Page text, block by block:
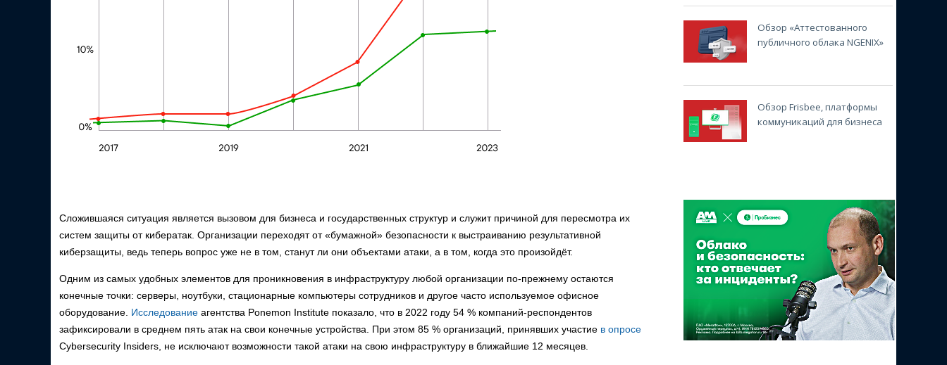
Сложившаяся ситуация является вызовом для бизнеса и государственных структур и служит причиной для пересмотра их
систем защиты от кибератак. Организации переходят от «бумажной» безопасности к выстраиванию результативной
киберзащиты, ведь теперь вопрос уже не в том, станут ли они объектами атаки, а в том, когда это произойдёт.
Одним из самых удобных элементов для проникновения в инфраструктуру любой организации по-прежнему остаются
конечные точки: серверы, ноутбуки, стационарные компьютеры сотрудников и другое часто используемое офисное
оборудование. Исследование агентства Ponemon Institute показало, что в 2022 году 54 % компаний-респондентов
зафиксировали в среднем пять атак на свои конечные устройства. При этом 85 % организаций, принявших участие в опросе
Cybersecurity Insiders, не исключают возможности такой атаки на свою инфраструктуру в ближайшие 12 месяцев.
Обзор «Аттестованного
публичного облака NGENIX»
Обзор Frisbee, платформы
коммуникаций для бизнеса